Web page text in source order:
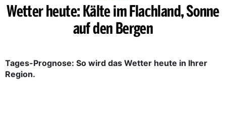
Wetter heute: Kälte im Flachland, Sonne
auf den Bergen
Tages-Prognose: So wird das Wetter heute in Ihrer
Region.